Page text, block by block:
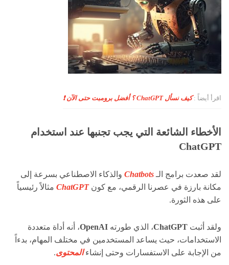
اقرأ أيضاً :كيف نسأل ChatGPT ؟ أفضل برومبت حتى الآن ❗
الأخطاء الشائعة التي يجب تجنبها عند استخدام
ChatGPT
لقد صعدت برامج الـ Chatbots والذكاء الاصطناعي بسرعة إلى
مكانة بارزة في عصرنا الرقمي، مع كونChatGPT مثالاً رئيسياً
على هذه الثورة.
ولقد أثبت ChatGPT، الذي طورته OpenAI، أنه أداة متعددة
الاستخدامات، حيث يساعد المستخدمين في مختلف المهام، بدءاً
من الإجابة على الاستفسارات وحتى إنشاءالمحتوى.